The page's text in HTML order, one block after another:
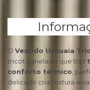
O Vestido Ushuaia
tricot canelado que traz
conforto térmico ,
delicado cria textura e